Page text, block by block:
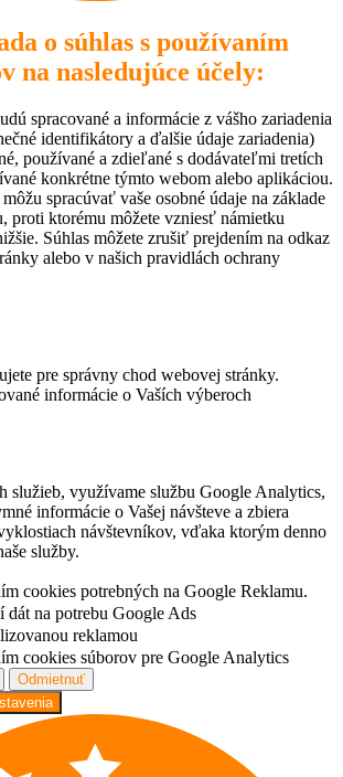
o súhlas s používaním
na nasledujúce účely:
spracované a informácie z vášho zariadenia
identifikátory a ďalšie údaje zariadenia)
používané a zdieľané s dodávateľmi tretích
konkrétne týmto webom alebo aplikáciou.
spracúvať vaše osobné údaje na základe
proti ktorému môžete vzniesť námietku
Súhlas môžete zrušiť prejdením na odkaz
alebo v našich pravidlách ochrany
pre správny chod webovej stránky.
informácie o Vaších výberoch
služieb, využívame službu Google Analytics,
informácie o Vašej návšteve a zbiera
návštevníkov, vďaka ktorým denno
služby.
cookies potrebných na Google Reklamu.
dát na potrebu Google Ads
reklamou
cookies súborov pre Google Analytics
Odmietnuť